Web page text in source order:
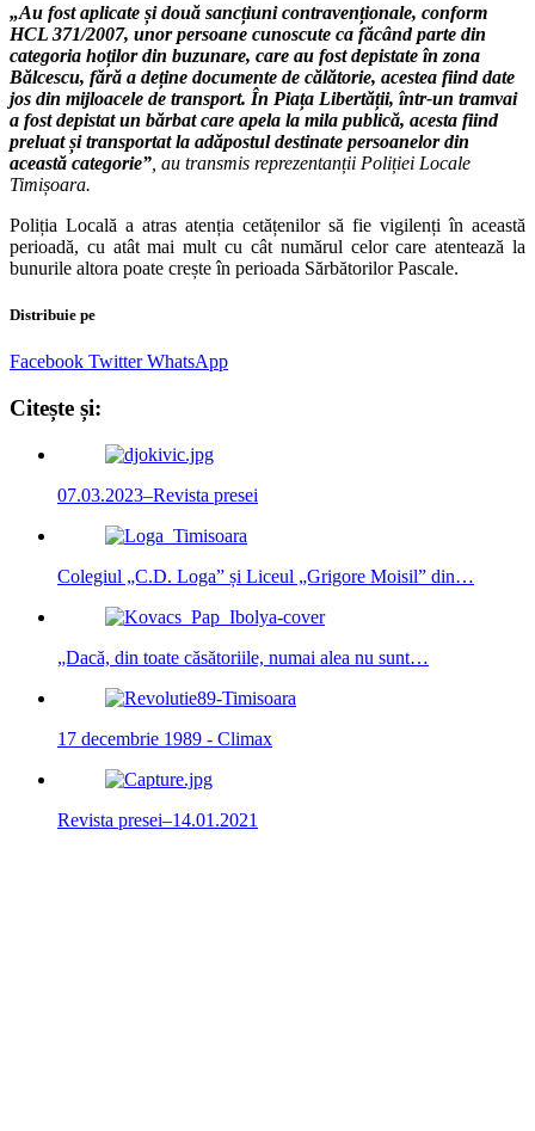
„Au fost aplicate și două sancțiuni contravenționale, conform
HCL 371/2007, unor persoane cunoscute ca făcând parte din
categoria hoților din buzunare, care au fost depistate în zona
Bălcescu, fără a deține documente de călătorie, acestea fiind date
jos din mijloacele de transport. În Piața Libertății, într-un tramvai
a fost depistat un bărbat care apela la mila publică, acesta fiind
preluat și transportat la adăpostul destinate persoanelor din
această categorie” , au transmis reprezentanții Poliției Locale
Timișoara.
Poliția Locală a atras atenția cetățenilor să fie vigilenți în această
perioadă, cu atât mai mult cu cât numărul celor care atentează la
bunurile altora poate crește în perioada Sărbătorilor Pascale.
Distribuie pe
Facebook Twitter WhatsApp
Citește și:
07.03.2023–Revista presei
Colegiul „C.D. Loga” și Liceul „Grigore Moisil” din…
„Dacă, din toate căsătoriile, numai alea nu sunt…
17 decembrie 1989 - Climax
Revista presei–14.01.2021